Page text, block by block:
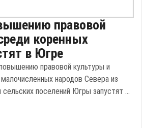
правовой
коренных
в Югре
правовой культуры и
народов Севера из
поселений Югры запустят ...